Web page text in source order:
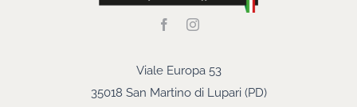
Viale Europa 53
35018 San Martino di Lupari (PD)